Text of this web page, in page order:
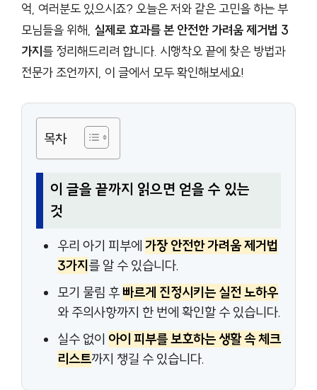
억, 여러분도 있으시죠? 오늘은 저와 같은 고민을 하는 부
모님들을 위해, 실제로 효과를 본 안전한 가려움 제거법 3
가지를 정리해드리려 합니다. 시행착오 끝에 찾은 방법과
전문가 조언까지, 이 글에서 모두 확인해보세요!
목차
이 글을 끝까지 읽으면 얻을 수 있는
것
우리 아기 피부에 가장 안전한 가려움 제거법
3가지를 알 수 있습니다.
모기 물림 후 빠르게 진정시키는 실전 노하우
와 주의사항까지 한 번에 확인할 수 있습니다.
실수 없이 아이 피부를 보호하는 생활 속 체크
리스트까지 챙길 수 있습니다.